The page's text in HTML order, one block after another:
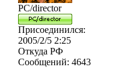
PC/director
Присоединился:
2005/2/5 2:25
Откуда РФ
Сообщений: 4643